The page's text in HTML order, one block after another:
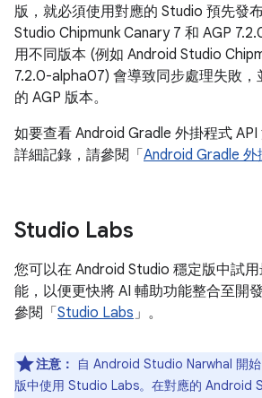
版，就必須使用對應的 Studio 預先發
Studio Chipmunk Canary 7 和 AGP
用不同版本 (例如 Android Studio
7.2.0-alpha07) 會導致同步處理失敗
的 AGP 版本。
如要查看 Android Gradle 外掛程式
詳細記錄，請參閱「 Android Gradle 外
Studio Labs
您可以在 Android Studio 穩定版中試
能，以便更快將 AI 輔助功能整合至開
參閱「 Studio Labs」。
注意：
自 Android Studio Narwhal 開
版中使用 Studio Labs。在對應的 Android